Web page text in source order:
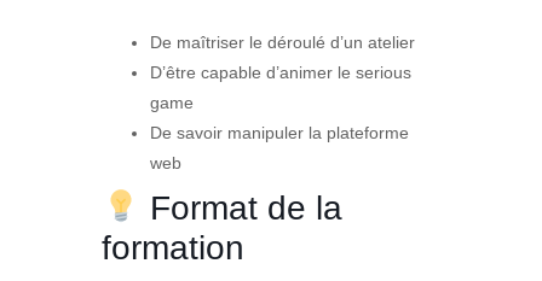
De maîtriser le déroulé d’un atelier
D’être capable d’animer le serious
game
De savoir manipuler la plateforme
web
Format de la
formation